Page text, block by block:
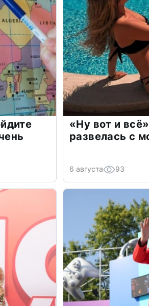
«Ну вот и
развелась с
6 августа 93